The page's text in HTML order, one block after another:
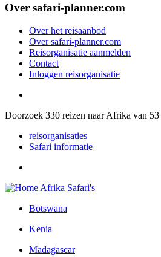
Over safari-planner.com
Over het reisaanbod
Over safari-planner.com
Reisorganisatie aanmelden
Contact
Inloggen reisorganisatie
Doorzoek 330 reizen naar Afrika van 53
reisorganisaties
Safari informatie
Botswana
Kenia
Madagascar